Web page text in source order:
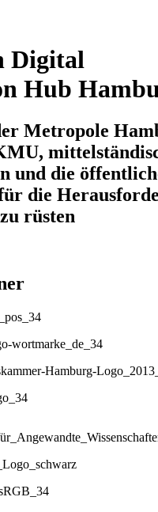
Digital
Hub
Metropole
und die
die
rüsten